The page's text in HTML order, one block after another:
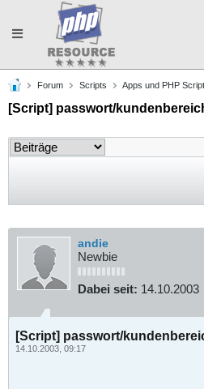
Toggle
navigation
Forum Scripts Apps und PHP
[Script] passwort/
andie
Newbie
Dabei seit: 14.10.2003
[Script] passwort/
14.10.2003, 09:17